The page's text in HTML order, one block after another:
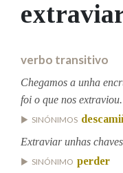
Facebook
TwitterYoutubeInstagram
BUSCAR NOS
Remata por
verbo transitivo
Chegamos a unha
foi o que nos extraviou.
SINÓNIMOS
Extraviar unhas
SINÓNIMO perder